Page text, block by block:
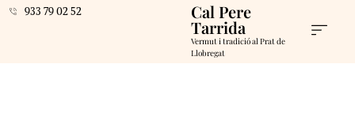
933 79 02 52 Cal Pere
Tarrida
Vermut i tradició al Prat de
Llobregat